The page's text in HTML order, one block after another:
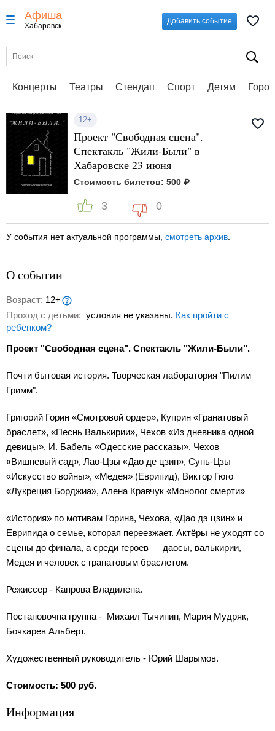
Афиша
Хабаровск
Добавить событие
Концерты Театры Стендап Спорт Детям
12+
Проект "Свободная сцена".
Спектакль "Жили-Были" в
Хабаровске 23 июня
Стоимость билетов: 500 ₽
3 0
У события нет актуальной программы, смотреть архив
О событии
Возраст: 12+
Проход с детьми: условия не указаны. Как пройти с
ребёнком?
Проект "Свободная сцена". Спектакль "Жили-Были".
Почти бытовая история. Творческая лаборатория "Пилим
Гримм".
Григорий Горин «Смотровой ордер», Куприн «Гранатовый
браслет», «Песнь Валькирии», Чехов «Из дневника одной
девицы», И. Бабель «Одесские рассказы», Чехов
«Вишневый сад», Лао-Цзы «Дао де цзин», Сунь-Цзы
«Искусство войны», «Медея» (Еврипид), Виктор Гюго
«Лукреция Борджиа», Алена Кравчук «Монолог смерти»
«История» по мотивам Горина, Чехова, «Дао дэ цзин» и
Еврипида о семье, которая переезжает. Актёры не уходят со
сцены до финала, а среди героев — даосы, валькирии,
Медея и человек с гранатовым браслетом.
Режиссер - Капрова Владилена.
Постановочна группа - Михаил Тычинин, Мария Мудряк,
Бочкарев Альберт.
Художественный руководитель - Юрий Шарымов.
Стоимость: 500 руб.
Информация